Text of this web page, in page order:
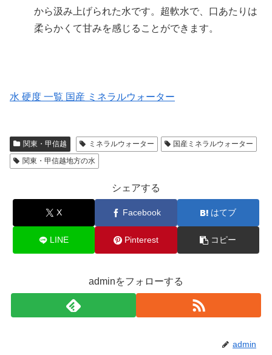
から汲み上げられた水です。超軟水で、口あたりは
柔らかくて甘みを感じることができます。
水 硬度 一覧 国産 ミネラルウォーター
関東・甲信越 ミネラルウォーター
国産ミネラルウォーター
関東・甲信越地方の水
シェアする
X Facebook はてブ
LINE Pinterest コピー
adminをフォローする
admin